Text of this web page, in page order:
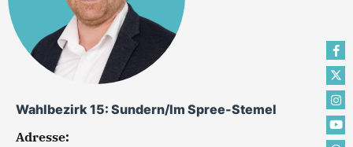
Wahlbezirk 15: Sundern/Im Spree-Stemel
Adresse: